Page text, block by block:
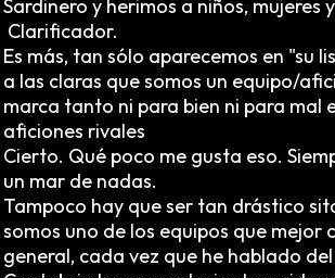
Sardinero y herimos a niños, mujeres
Clarificador.
Es más, tan sólo aparecemos en "su
a las claras que somos un equipo/
marca tanto ni para bien ni para mal
aficiones rivales
Cierto. Qué poco me gusta eso.
un mar de nadas.
Tampoco hay que ser tan drástico
somos uno de los equipos que mejor
general, cada vez que he hablado